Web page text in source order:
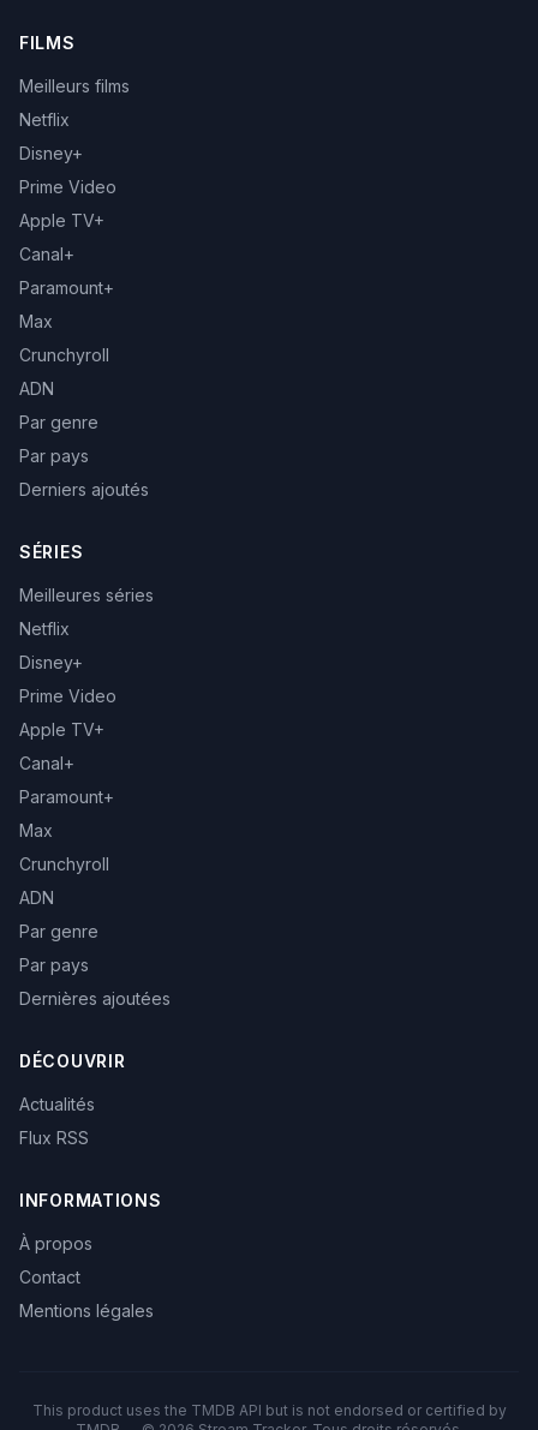
FILMS
Meilleurs films
Netflix
Disney+
Prime Video
Apple TV+
Canal+
Paramount+
Max
Crunchyroll
ADN
Par genre
Par pays
Derniers ajoutés
SÉRIES
Meilleures séries
Netflix
Disney+
Prime Video
Apple TV+
Canal+
Paramount+
Max
Crunchyroll
ADN
Par genre
Par pays
Dernières ajoutées
DÉCOUVRIR
Actualités
Flux RSS
INFORMATIONS
À propos
Contact
Mentions légales
This product uses the TMDB API but is not endorsed or certified by